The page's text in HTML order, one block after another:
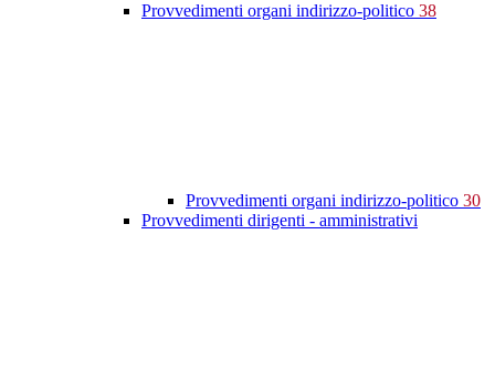
Provvedimenti organi indirizzo-politico 38
Provvedimenti organi indirizzo-politico 30
Provvedimenti dirigenti - amministrativi